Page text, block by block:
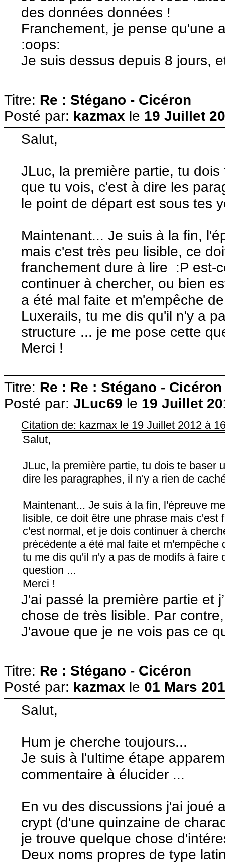
des données données !
Franchement, je pense qu'une
:oops:
Je suis dessus depuis 8 jours,
Titre: Re : Stégano - Cicéron
Posté par: kazmax le 19 Juillet
Salut,
JLuc, la première partie, tu
que tu vois, c'est à dire les
le point de départ est sous tes
Maintenant... Je suis à la fin,
mais c'est très peu lisible, ce
franchement dure à lire :P est-
continuer à chercher, ou bien
a été mal faite et m'empêche
Luxerails, tu me dis qu'il n'y a
structure ... je me pose cette
Merci !
Titre: Re : Re : Stégano - Cicéron
Posté par: JLuc69 le 19 Juillet
Citation de: kazmax le 19 Juillet 2012 à
Salut,
JLuc, la première partie, tu dois te baser
dire les paragraphes, il n'y a rien de
Maintenant... Je suis à la fin, l'épreuve
lisible, ce doit être une phrase mais
c'est normal, et je dois continuer à
précédente a été mal faite et
tu me dis qu'il n'y a pas de modifs à
question ...
Merci !
J'ai passé la première partie et
chose de très lisible. Par
J'avoue que je ne vois pas ce
Titre: Re : Stégano - Cicéron
Posté par: kazmax le 01 Mars
Salut,
Hum je cherche toujours...
Je suis à l'ultime étape
commentaire à élucider ...
En vu des discussions j'ai joué
crypt (d'une quinzaine de
je trouve quelque chose
Deux noms propres de type